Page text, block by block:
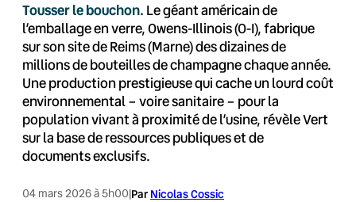
Tousser le bouchon. Le géant américain de
l’emballage en verre, Owens-Illinois (O-I), fabrique
sur son site de Reims (Marne) des dizaines de
millions de bouteilles de champagne chaque année.
Une production prestigieuse qui cache un lourd coût
environnemental – voire sanitaire – pour la
population vivant à proximité de l’usine, révèle Vert
sur la base de ressources publiques et de
documents exclusifs.
04 mars 2026 à 5h00|Par Nicolas Cossic